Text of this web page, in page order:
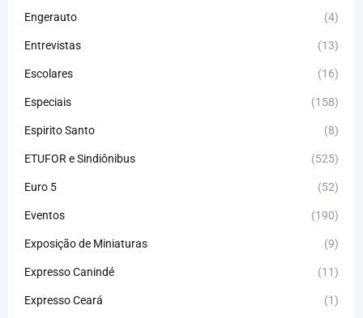
Engerauto (4)
Entrevistas (13)
Escolares (16)
Especiais (158)
Espirito Santo (8)
ETUFOR e Sindiônibus (525)
Euro 5 (52)
Eventos (190)
Exposição de Miniaturas (9)
Expresso Canindé (11)
Expresso Ceará (1)